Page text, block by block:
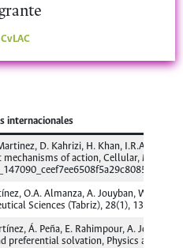
internacionales
D. Kahrizi, H. Khan, I.R.A.d.
mechanisms of action, Cellular,
O.A. Almanza, A. Jouyban, W.E.
Sciences (Tabriz), 28(1), 130-144
Á. Peña, E. Rahimpour, A.
preferential solvation, Physics and